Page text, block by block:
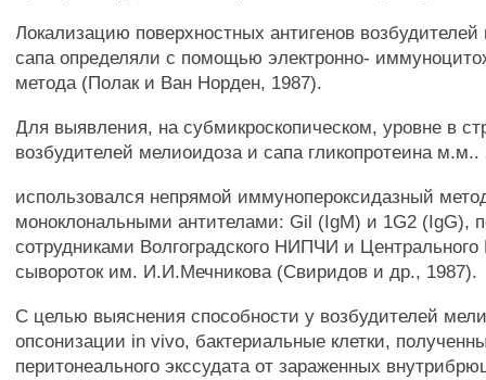
Локализацию поверхностных антигенов
сапа определяли с помощью электронно-
метода (Полак и Ван Норден, 1987).
Для выявления, на субмикроскопическом, уровне в
возбудителей мелиоидоза и сапа гликопротеина м.м..
использовался непрямой иммунопероксидазный
моноклональными антителами: Gil (IgM) и 1G2 (IgG),
сотрудниками Волгоградского НИПЧИ и
сывороток им. И.И.Мечникова (Свиридов и др., 1987).
С целью выяснения способности у возбудителей
опсонизации in vivo, бактериальные клетки,
перитонеального экссудата от зараженных